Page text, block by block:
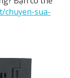
chuyen-sua-